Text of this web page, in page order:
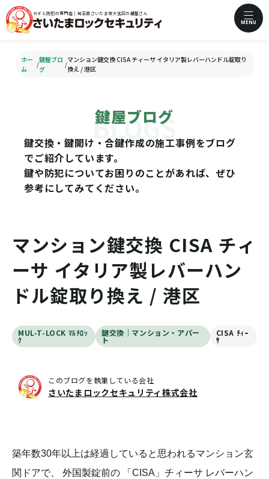
カギと防犯の専門店｜埼玉県さいたま市大宮区の鍵屋さん
MENU
ホー
ム
/
鍵屋ブロ
グ
/
マンション鍵交換 CISA チィーサ イタリア製レバーハンドル錠取り
換え / 港区
鍵屋ブログ
鍵交換・鍵開け・合鍵作成の施工事例をブログ
でご紹介しています。
鍵や防犯についてお困りのことがあれば、ぜひ
参考にしてみてください。
マンション鍵交換 CISA チィ
ーサ イタリア製レバーハン
ドル錠取り換え / 港区
MUL-T-LOCK ﾏﾙﾁﾛｯ
ｸ
鍵交換｜マンション・アパー
ト
CISA ﾁｨｰ
ｻ
このブログを執筆している会社
さいたまロックセキュリティ株式会社
築年数30年以上は経過していると思われるマンション玄
関ドアで、 外国製錠前の 「CISA」チィーサ レバーハン